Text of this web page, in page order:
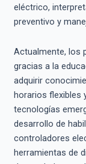
eléctrico,
preventivo y
Actualmente, los
gracias a la
adquirir
horarios flexibles
tecnologías
desarrollo de
controladores
herramientas de